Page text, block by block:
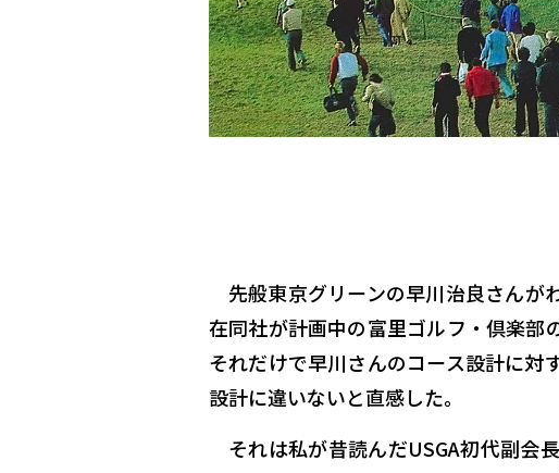
先般東京グリーンの早川治良さんが
在同社が計画中の富里ゴルフ・倶楽部
それだけで早川さんのコース設計に対
設計に違いないと直感した。
それは私が昔読んだUSGA初代副会